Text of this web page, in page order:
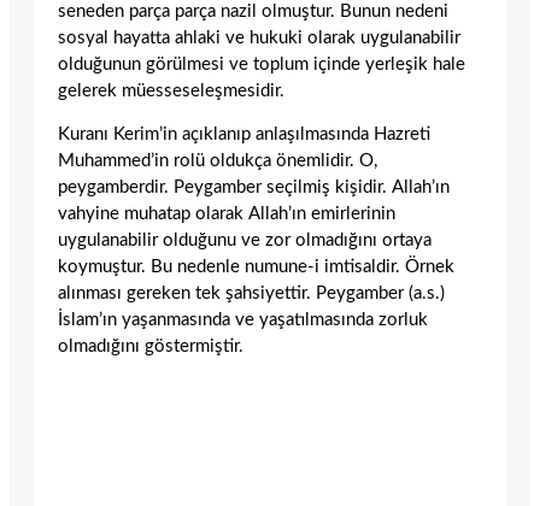
seneden parça parça nazil olmuştur. Bunun nedeni
sosyal hayatta ahlaki ve hukuki olarak uygulanabilir
olduğunun görülmesi ve toplum içinde yerleşik hale
gelerek müesseseleşmesidir.
Kuranı Kerim’in açıklanıp anlaşılmasında Hazreti
Muhammed’in rolü oldukça önemlidir. O,
peygamberdir. Peygamber seçilmiş kişidir. Allah’ın
vahyine muhatap olarak Allah’ın emirlerinin
uygulanabilir olduğunu ve zor olmadığını ortaya
koymuştur. Bu nedenle numune-i imtisaldir. Örnek
alınması gereken tek şahsiyettir. Peygamber (a.s.)
İslam’ın yaşanmasında ve yaşatılmasında zorluk
olmadığını göstermiştir.